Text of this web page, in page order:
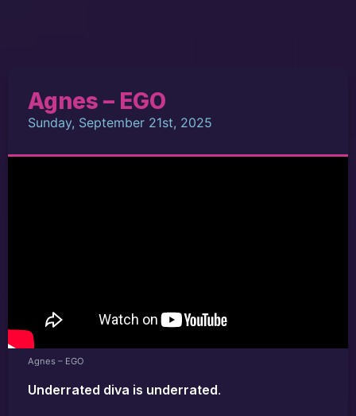
Agnes – EGO
Sunday, September 21st, 2025
Agnes – EGO
Underrated diva is underrated.